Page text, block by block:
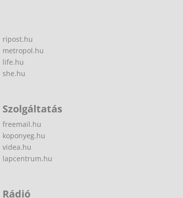
ripost.hu
metropol.hu
life.hu
she.hu
Szolgáltatás
freemail.hu
koponyeg.hu
videa.hu
lapcentrum.hu
Rádió